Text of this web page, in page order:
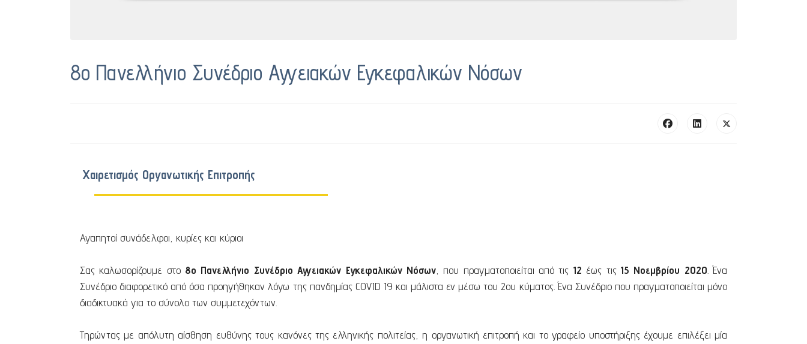
8ο Πανελλήνιο Συνέδριο Αγγειακών Εγκεφαλικών Νόσων
Χαιρετισμός Οργανωτικής Επιτροπής
Αγαπητοί συνάδελφοι, κυρίες και κύριοι
Σας καλωσορίζουμε στο 8ο Πανελλήνιο Συνέδριο Αγγειακών Εγκεφαλικών Νόσων, που πραγματοποιείται από τις 12 έως τις 15 Νοεμβρίου 2020 . Ένα
Συνέδριο διαφορετικό από όσα προηγήθηκαν λόγω της πανδημίας COVID 19 και μάλιστα εν μέσω του 2ου κύματος. Ένα Συνέδριο που πραγματοποιείται μόνο
διαδικτυακά για το σύνολο των συμμετεχόντων.
Τηρώντας με απόλυτη αίσθηση ευθύνης τους κανόνες της ελληνικής πολιτείας, η οργανωτική επιτροπή και το γραφείο υποστήριξης έχουμε επιλέξει μία